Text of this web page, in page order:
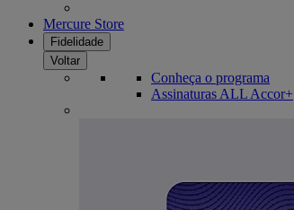
Mercure Store
Fidelidade
Voltar
Conheça o programa
Assinaturas ALL Accor+